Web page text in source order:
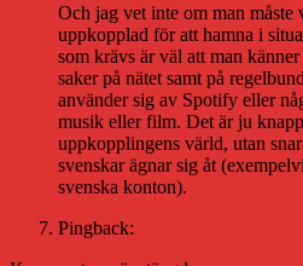
Och jag vet inte om man måste
uppkopplad för att hamna i
som krävs är väl att man
saker på nätet samt på
använder sig av Spotify eller
musik eller film. Det är ju
uppkopplingens värld, utan
svenskar ägnar sig åt
svenska konton).
Pingback: